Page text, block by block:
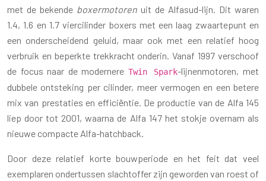
met de bekende boxermotoren uit de Alfasud-lijn. Dit waren
1.4, 1.6 en 1.7 viercilinder boxers met een laag zwaartepunt en
een onderscheidend geluid, maar ook met een relatief hoog
verbruik en beperkte trekkracht onderin. Vanaf 1997 verschoof
de focus naar de modernere Twin Spark-lijnenmotoren, met
dubbele ontsteking per cilinder, meer vermogen en een betere
mix van prestaties en efficiëntie. De productie van de Alfa 145
liep door tot 2001, waarna de Alfa 147 het stokje overnam als
nieuwe compacte Alfa-hatchback.
Door deze relatief korte bouwperiode en het feit dat veel
exemplaren ondertussen slachtoffer zijn geworden van roest of